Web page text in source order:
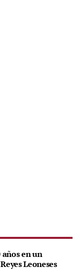
en un
Leoneses